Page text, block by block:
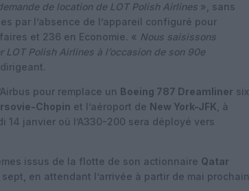
de location de LOT Polish Airlines », sans
par l’absence de l’appareil configuré pour
et 236 en Economie. « Nous saisissons
Polish Airlines à l’occasion de son 90e
pour remplace un Boeing 787 Dreamliner six
Chopin et l’aéroport de New York-JFK , à
14 janvier où l’A330-200 sera déployé vers
issus de la flotte de son actionnaire Qatar
en attendant l’arrivée à partir de mai prochain